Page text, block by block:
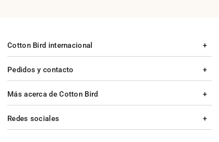
Pedidos y contacto
Más acerca de Cotton Bird
Cotton Bird internacional
Redes sociales